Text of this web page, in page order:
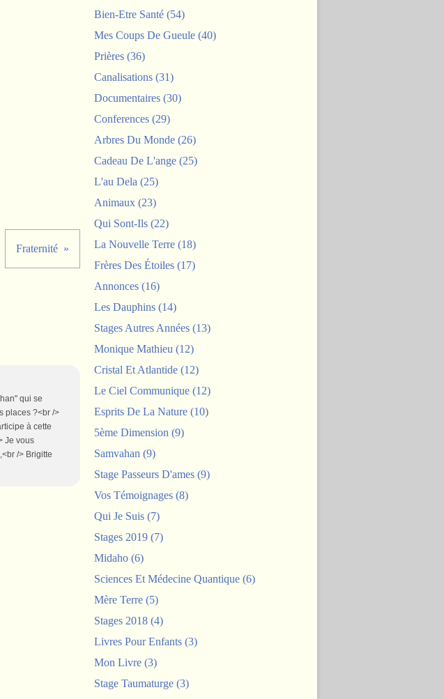
Fraternité
qui se
places ?<br />
à cette
Je vous
/> Brigitte
Bien-Etre Santé (54)
Mes Coups De Gueule (40)
Prières (36)
Canalisations (31)
Documentaires (30)
Conferences (29)
Arbres Du Monde (26)
Cadeau De L'ange (25)
L'au Dela (25)
Animaux (23)
Qui Sont-Ils (22)
La Nouvelle Terre (18)
Frères Des Étoiles (17)
Annonces (16)
Les Dauphins (14)
Stages Autres Années (13)
Monique Mathieu (12)
Cristal Et Atlantide (12)
Le Ciel Communique (12)
Esprits De La Nature (10)
5ème Dimension (9)
Samvahan (9)
Stage Passeurs D'ames (9)
Vos Témoignages (8)
Qui Je Suis (7)
Stages 2019 (7)
Midaho (6)
Sciences Et Médecine Quantique (6)
Mère Terre (5)
Stages 2018 (4)
Livres Pour Enfants (3)
Mon Livre (3)
Stage Taumaturge (3)